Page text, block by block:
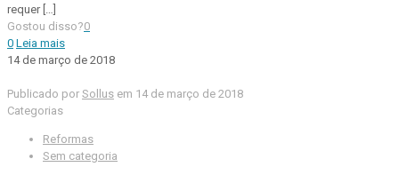
requer[…]
Gostou disso?0
0 Leia mais
14 de março de 2018
Publicado por Sollus em 14 de março de 2018
Categorias
Reformas
Sem categoria